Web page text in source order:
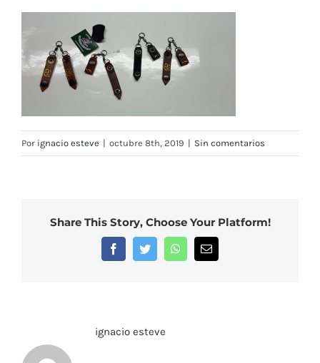
Por ignacio esteve | octubre 8th, 2019 | Sin comentarios
Share This Story, Choose Your Platform!
FacebookTwitter WhatsAppCorreo
electrónico
ignacio esteve